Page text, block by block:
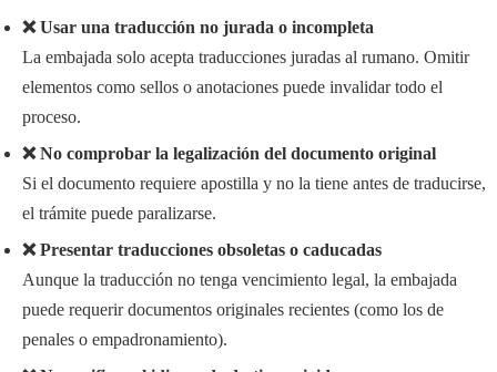
❌ Usar una traducción no jurada o incompleta
La embajada solo acepta traducciones juradas al rumano. Omitir
elementos como sellos o anotaciones puede invalidar todo el
proceso.
❌ No comprobar la legalización del documento original
Si el documento requiere apostilla y no la tiene antes de traducirse,
el trámite puede paralizarse.
❌ Presentar traducciones obsoletas o caducadas
Aunque la traducción no tenga vencimiento legal, la embajada
puede requerir documentos originales recientes (como los de
penales o empadronamiento).